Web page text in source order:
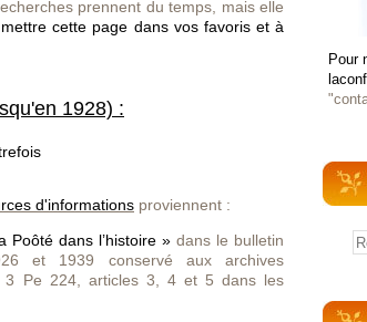
prennent du temps, mais elle
cette page dans vos favoris et à
1928) :
d'informations proviennent :
Poôté dans l’histoire » dans le bulletin
et 1939 conservé aux archives
3 Pe 224, articles 3, 4 et 5 dans les
Pour